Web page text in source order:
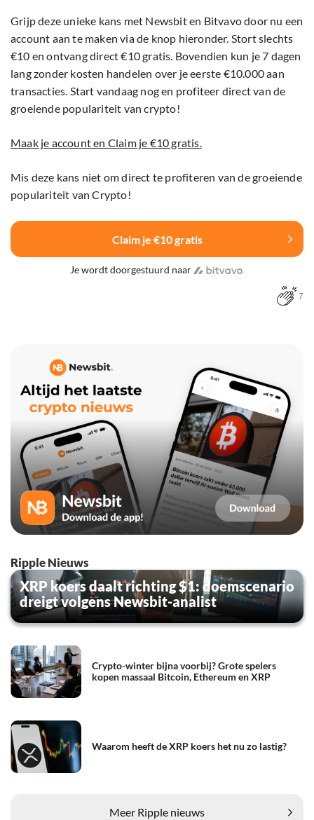
Grijp deze unieke kans met Newsbit en Bitvavo door nu een
account aan te maken via de knop hieronder. Stort slechts
€10 en ontvang direct €10 gratis. Bovendien kun je 7 dagen
lang zonder kosten handelen over je eerste €10.000 aan
transacties. Start vandaag nog en profiteer direct van de
groeiende populariteit van crypto!
Maak je account en Claim je €10 gratis.
Mis deze kans niet om direct te profiteren van de groeiende
populariteit van Crypto!
Claim je €10 gratis
Je wordt doorgestuurd naar
7
Ripple Nieuws
XRP koers daalt richting $1: doemscenario
dreigt volgens Newsbit-analist
Crypto-winter bijna voorbij? Grote spelers
kopen massaal Bitcoin, Ethereum en XRP
Waarom heeft de XRP koers het nu zo lastig?
Meer Ripple nieuws